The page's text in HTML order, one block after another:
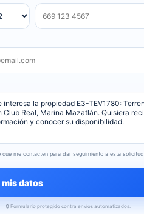
que me contacten para dar seguimiento a esta solicitud.
mis datos
🔒 Formulario protegido contra envíos automatizados.